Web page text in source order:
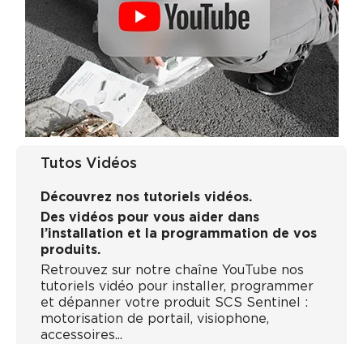
Tutos Vidéos
Découvrez nos tutoriels vidéos.
Des vidéos pour vous aider dans
l’installation et la programmation de vos
produits.
Retrouvez sur notre chaîne YouTube nos
tutoriels vidéo pour installer, programmer
et dépanner votre produit SCS Sentinel :
motorisation de portail, visiophone,
accessoires...